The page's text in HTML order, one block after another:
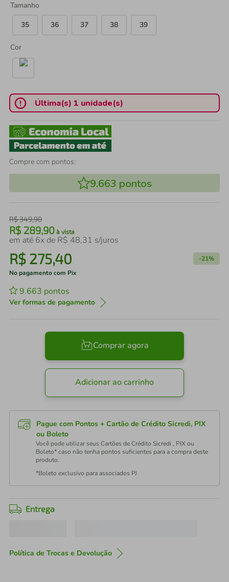
Tamanho
35
36 37 38 39
Cor
Última(s) 1 unidade(s)
Compre com pontos:
9.663 pontos
R$349,90
R$ 289,90 à vista
em até 6x de R$ 48,31 s/juros
R$ 275,40 -21%
No pagamento com Pix
9.663 pontos
Ver formas de pagamento
Comprar agora
Adicionar ao carrinho
Pague com Pontos + Cartão de Crédito Sicredi, PIX
ou Boleto
Você pode utilizar seus Cartões de Crédito Sicredi , PIX ou
Boleto* caso não tenha pontos suficientes para a compra deste
produto.
*Boleto exclusivo para associados PJ
Entrega
Política de Trocas e Devolução